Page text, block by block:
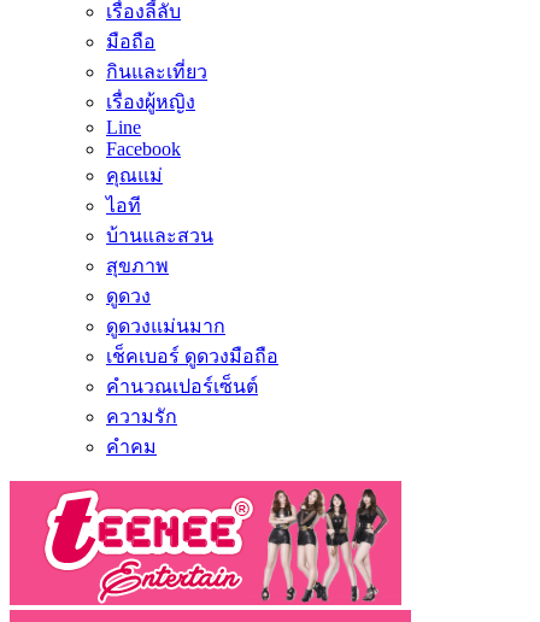
เรื่องลี้ลับ
มือถือ
กินและเที่ยว
เรื่องผู้หญิง
Line
Facebook
คุณแม่
ไอที
บ้านและสวน
สุขภาพ
ดูดวง
ดูดวงแม่นมาก
เช็คเบอร์ ดูดวงมือถือ
คำนวณเปอร์เซ็นต์
ความรัก
คำคม